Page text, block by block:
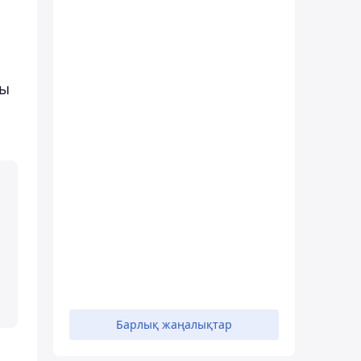
Барлық жаңалықтар